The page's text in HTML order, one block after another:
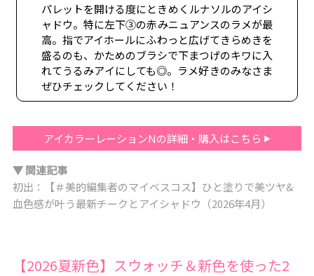
パレットを開ける度にときめくルナソルのアイシ
ャドウ。特に左下③の赤みニュアンスのラメが最
高。指でアイホールにふわっと広げてきらめきを
盛るのも、かためのブラシで下まつげのキワに入
れてうるみアイにしても◎。ラメ好きのみなさま
ぜひチェックしてください！
アイカラーレーションNの詳細・購入はこちら
▼ 関連記事
初出：【＃美的編集者のマイベスコス】ひと塗りで美ツヤ&
血色感が叶う最新チークとアイシャドウ（2026年4月）
【2026夏新色】スウォッチ＆新色を使った2